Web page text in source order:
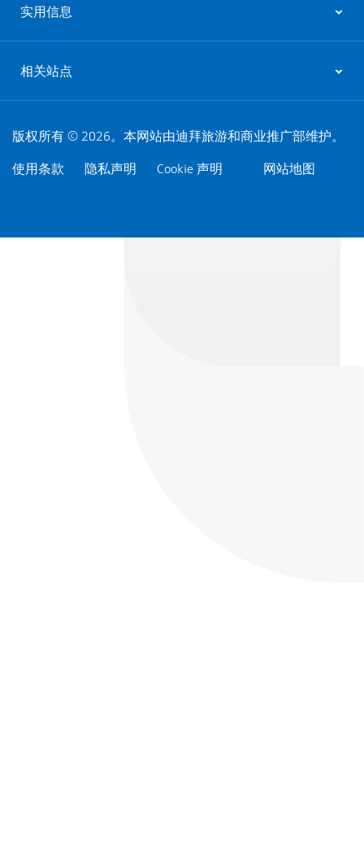
实用信息
相关站点
版权所有 © 2026。本网站由迪拜旅游和商业推广部维护。
使用条款
隐私声明 Cookie 声明 网站地图